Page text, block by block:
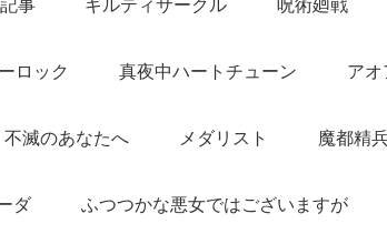
ロック 真夜中ハートチューン アオ
不滅のあなたへ メダリスト 魔都精
ダ ふつつかな悪女ではございますが